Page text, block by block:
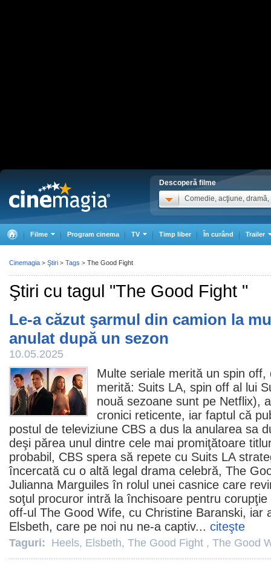
Descoperă filme
Comedie, acţiune, dramă,
Filme Program cinema TV Timp liber În curând Trailer
Ştiri cu tagul "The Good Fight "
Le-a căzut şarmul din camion la
anulat după un sezon
10.05.2025
Multe seriale merită un spin
merită: Suits LA, spin off al lui
nouă sezoane sunt pe Netflix),
cronici reticente, iar faptul că
postul de televiziune CBS a dus la anularea sa
deşi părea unul dintre cele mai promiţătoare
probabil, CBS spera să repete cu Suits LA
încercată cu o altă legal drama celebră, The
Julianna Marguiles în rolul unei casnice care
soţul procuror intră la închisoare pentru
off-ul The Good Wife, cu Christine Baranski, iar
Elsbeth, care pe noi nu ne-a captiv... citeşte
Taguri: Heels, Elsbeth, The Good Fight , The Good
Cinemagia > Ştiri > Tags > The Good Fight